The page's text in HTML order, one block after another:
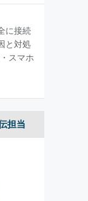
に接続
と対処
スマホ
担当